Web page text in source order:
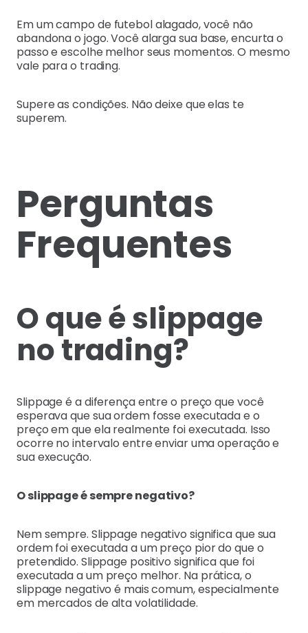
Em um campo de futebol alagado, você não
abandona o jogo. Você alarga sua base, encurta o
passo e escolhe melhor seus momentos. O mesmo
vale para o trading.
Supere as condições. Não deixe que elas te
superem.
Perguntas
Frequentes
O que é slippage
no trading?
Slippage é a diferença entre o preço que você
esperava que sua ordem fosse executada e o
preço em que ela realmente foi executada. Isso
ocorre no intervalo entre enviar uma operação e
sua execução.
O slippage é sempre negativo?
Nem sempre. Slippage negativo significa que sua
ordem foi executada a um preço pior do que o
pretendido. Slippage positivo significa que foi
executada a um preço melhor. Na prática, o
slippage negativo é mais comum, especialmente
em mercados de alta volatilidade.